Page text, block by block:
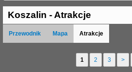
J
e
s
Koszalin - Atrakcje
Przewodnik Mapa Atrakcje
1 2 3 >